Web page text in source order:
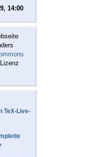
14:00
Lizenz
TeX-Live-